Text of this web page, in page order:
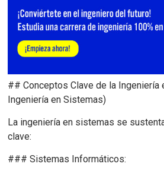
## Conceptos Clave de la Ingeniería
Ingeniería en Sistemas)
La ingeniería en sistemas se
clave:
### Sistemas Informáticos: